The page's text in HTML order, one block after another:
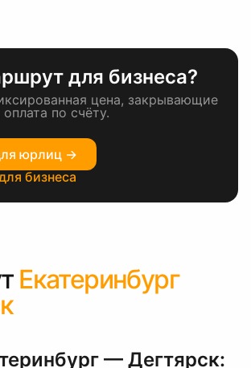
для бизнеса?
цена, закрывающие
по счёту.
юрлиц →
бизнеса
Екатеринбург
— Дегтярск: